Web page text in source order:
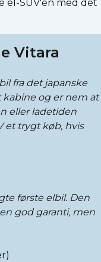
SUV'en med det
Vitara
fra det japanske
og er nem at
eller ladetiden
et trygt køb, hvis
første elbil. Den
god garanti, men
)